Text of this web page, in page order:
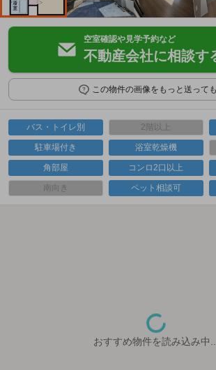
空室確認や見学予約など
不動産会社に相談す
この物件の画像をもっと送って
バス・トイレ別 2階以上
駐車場付き 浴室乾燥機
角部屋 コンロ2口以上
南向き ペット相談可
おすすめ物件を読み込み中